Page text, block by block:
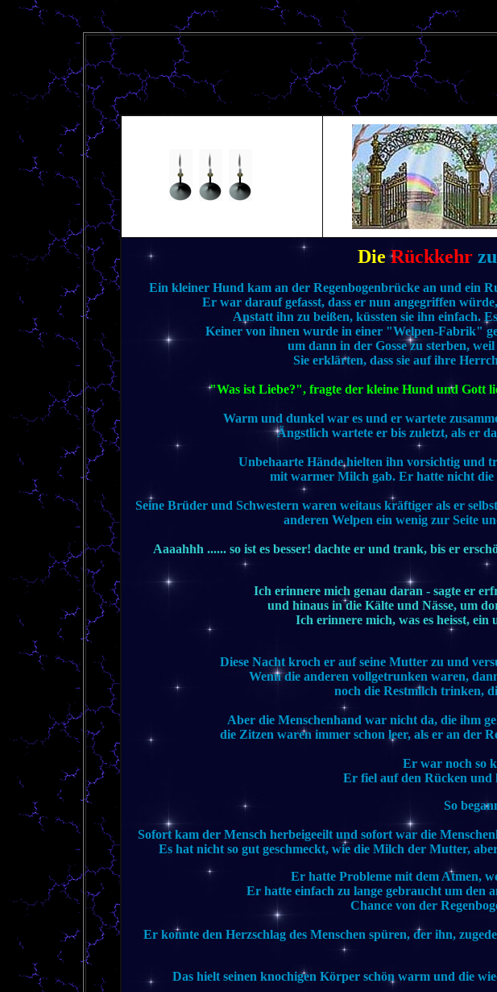
Die Rückkehr
Ein kleiner Hund kam an der Regenbogenbrücke an und ein
Er war darauf gefasst, dass er nun angegriffen
Anstatt ihn zu beißen, küssten sie ihn einfach.
Keiner von ihnen wurde in einer "Welpen-Fabrik"
um dann in der Gosse zu sterben,
Sie erklärten, dass sie auf ihre
"Was ist Liebe?", fragte der kleine Hund und Gott
Warm und dunkel war es und er wartete
Ängstlich wartete er bis zuletzt, als er
Unbehaarte Hände hielten ihn vorsichtig und
mit warmer Milch gab. Er hatte nicht die
Seine Brüder und Schwestern waren weitaus kräftiger als er
anderen Welpen ein wenig zur Seite
Aaaahhh ...... so ist es besser! dachte er und trank, bis er
Ich erinnere mich genau daran - sagte er
und hinaus in die Kälte und Nässe, um
Ich erinnere mich, was es heisst, ein
Diese Nacht kroch er auf seine Mutter zu und
Wenn die anderen vollgetrunken waren,
noch die Restmilch trinken,
Aber die Menschenhand war nicht da, die ihm
die Zitzen waren immer schon leer, als er an der
Er war noch so
Er fiel auf den Rücken
So
Sofort kam der Mensch herbeigeeilt und sofort war die
Es hat nicht so gut geschmeckt, wie die Milch der Mutter,
Er hatte Probleme mit dem Atmen,
Er hatte einfach zu lange gebraucht um den
Chance von der
Er konnte den Herzschlag des Menschen spüren, der ihn,
Das hielt seinen knochigen Körper schön warm und die